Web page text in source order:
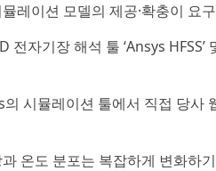
레이션 모델의 제공·확충이 요
자기장 해석 툴 ‘Ansys
시뮬레이션 툴에서 직접 당
온도 분포는 복잡하게 변화하